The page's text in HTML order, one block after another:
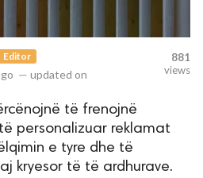
Editor
— updated on
881
views
të frenojnë
personalizuar reklamat
e tyre dhe të
kryesor të të ardhurave.